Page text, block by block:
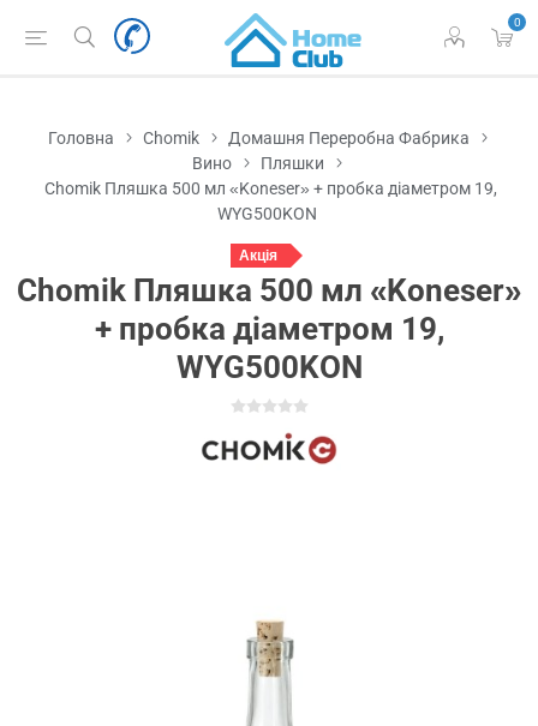
0
Головна Chomik
Домашня Переробна Фабрика
Вино
Пляшки
Chomik Пляшка 500 мл «Koneser» + пробка діаметром 19,
WYG500KON
Акція
Chomik Пляшка 500 мл «Koneser»
+ пробка діаметром 19,
WYG500KON